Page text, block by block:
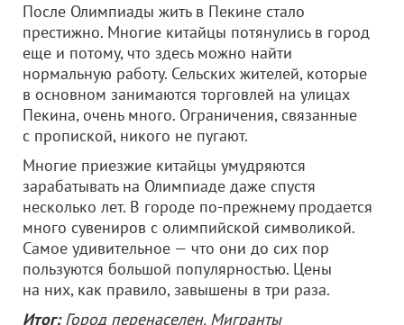
После Олимпиады жить в Пекине стало
престижно. Многие китайцы потянулись в город
еще и потому, что здесь можно найти
нормальную работу. Сельских жителей, которые
в основном занимаются торговлей на улицах
Пекина, очень много. Ограничения, связанные
с пропиской, никого не пугают.
Многие приезжие китайцы умудряются
зарабатывать на Олимпиаде даже спустя
несколько лет. В городе по-прежнему продается
много сувениров с олимпийской символикой.
Самое удивительное — что они до сих пор
пользуются большой популярностью. Цены
на них, как правило, завышены в три раза.
Итог:Город перенаселен. Мигранты